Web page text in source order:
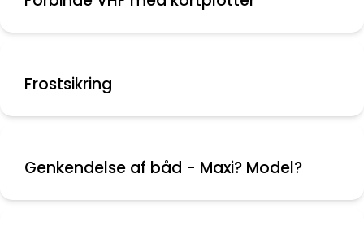
Frostsikring
Genkendelse af båd - Maxi? Model?